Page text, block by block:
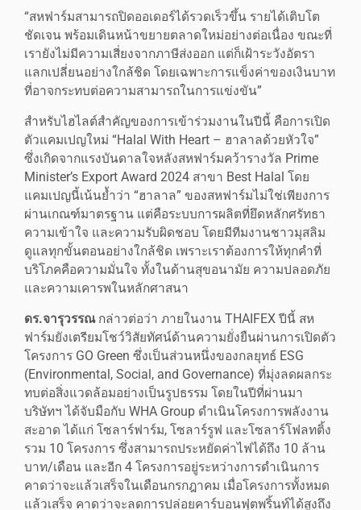
“สหฟาร์มสามารถปิดออเดอร์ได้รวดเร็วขึ้น รายได้เติบโต
ชัดเจน พร้อมเดินหน้าขยายตลาดใหม่อย่างต่อเนื่อง ขณะที่
เรายังไม่มีความเสี่ยงจากภาษีส่งออก แต่ก็เฝ้าระวังอัตรา
แลกเปลี่ยนอย่างใกล้ชิด โดยเฉพาะการแข็งค่าของเงินบาท
ที่อาจกระทบต่อความสามารถในการแข่งขัน”
สำหรับไฮไลต์สำคัญของการเข้าร่วมงานในปีนี้ คือการเปิด
ตัวแคมเปญใหม่ “Halal With Heart – ฮาลาลด้วยหัวใจ”
ซึ่งเกิดจากแรงบันดาลใจหลังสหฟาร์มคว้ารางวัล Prime
Minister’s Export Award 2024 สาขา Best Halal โดย
แคมเปญนี้เน้นย้ำว่า “ฮาลาล” ของสหฟาร์มไม่ใช่เพียงการ
ผ่านเกณฑ์มาตรฐาน แต่คือระบบการผลิตที่ยึดหลักศรัทธา
ความเข้าใจ และความรับผิดชอบ โดยมีทีมงานชาวมุสลิม
ดูแลทุกขั้นตอนอย่างใกล้ชิด เพราะเราต้องการให้ทุกคำที่
บริโภคคือความมั่นใจ ทั้งในด้านสุขอนามัย ความปลอดภัย
และความเคารพในหลักศาสนา
ดร.จารุวรรณกล่าวต่อว่า ภายในงาน THAIFEX ปีนี้ สห
ฟาร์มยังเตรียมโชว์วิสัยทัศน์ด้านความยั่งยืนผ่านการเปิดตัว
โครงการ GO Green ซึ่งเป็นส่วนหนึ่งของกลยุทธ์ ESG
(Environmental, Social, and Governance) ที่มุ่งลดผลกระ
ทบต่อสิ่งแวดล้อมอย่างเป็นรูปธรรม โดยในปีที่ผ่านมา
บริษัทฯ ได้จับมือกับ WHA Group ดำเนินโครงการพลังงาน
สะอาด ได้แก่ โซลาร์ฟาร์ม, โซลาร์รูฟ และโซลาร์โฟลทติ้ง
รวม 10 โครงการ ซึ่งสามารถประหยัดค่าไฟได้ถึง 10 ล้าน
บาท/เดือน และอีก 4 โครงการอยู่ระหว่างการดำเนินการ
คาดว่าจะแล้วเสร็จในเดือนกรกฎาคม เมื่อโครงการทั้งหมด
แล้วเสร็จ คาดว่าจะลดการปล่อยคาร์บอนฟุตพริ้นท์ได้สูงถึง